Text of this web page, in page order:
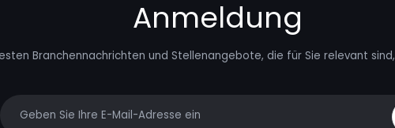
Anmeldung
Branchennachrichten und Stellenangebote, die für Sie relevant